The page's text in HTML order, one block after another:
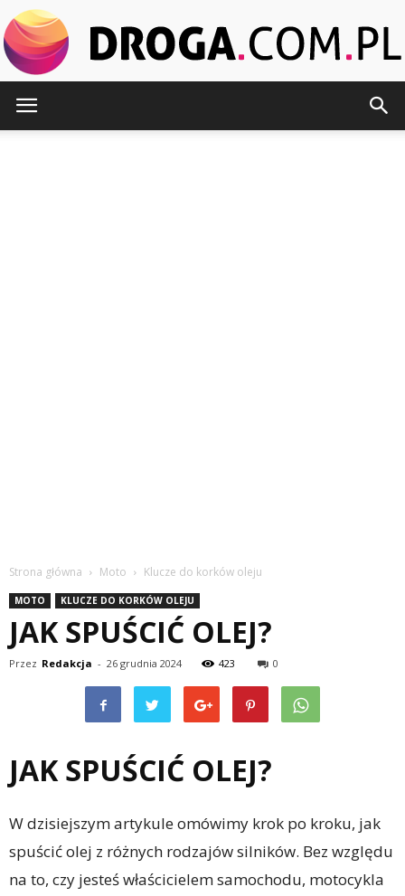
Strona główna Moto Klucze do korków oleju
MOTO KLUCZE DO KORKÓW OLEJU
JAK SPUŚCIĆ OLEJ?
Przez Redakcja - 26 grudnia 2024 423 0
JAK SPUŚCIĆ OLEJ?
W dzisiejszym artykule omówimy krok po kroku, jak
spuścić olej z różnych rodzajów silników. Bez względu
na to, czy jesteś właścicielem samochodu, motocykla